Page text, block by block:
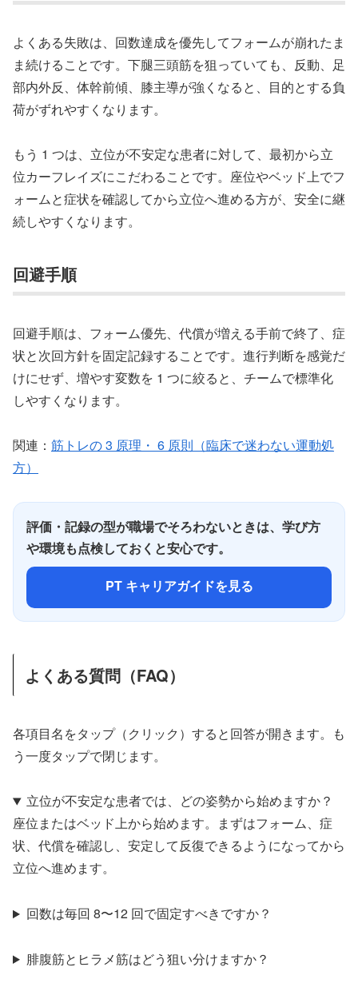
よくある失敗は、回数達成を優先してフォームが崩れたま
ま続けることです。下腿三頭筋を狙っていても、反動、足
部内外反、体幹前傾、膝主導が強くなると、目的とする負
荷がずれやすくなります。
もう 1 つは、立位が不安定な患者に対して、最初から立
位カーフレイズにこだわることです。座位やベッド上でフ
ォームと症状を確認してから立位へ進める方が、安全に継
続しやすくなります。
回避手順
回避手順は、フォーム優先、代償が増える手前で終了、症
状と次回方針を固定記録することです。進行判断を感覚だ
けにせず、増やす変数を 1 つに絞ると、チームで標準化
しやすくなります。
関連： 筋トレの 3 原理・ 6 原則（臨床で迷わない運動処
方）
評価・記録の型が職場でそろわないときは、学び方
や環境も点検しておくと安心です。
PT キャリアガイドを見る
よくある質問（FAQ）
各項目名をタップ（クリック）すると回答が開きます。も
う一度タップで閉じます。
立位が不安定な患者では、どの姿勢から始めますか？
座位またはベッド上から始めます。まずはフォーム、症
状、代償を確認し、安定して反復できるようになってから
立位へ進めます。
回数は毎回 8〜12 回で固定すべきですか？
腓腹筋とヒラメ筋はどう狙い分けますか？